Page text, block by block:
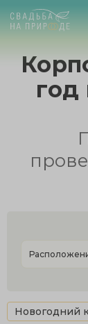
Москва
Банкет
День
год
Новогодний